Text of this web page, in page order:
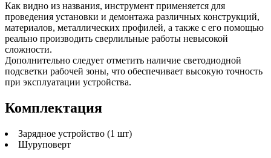
Как видно из названия, инструмент применяется для
проведения установки и демонтажа различных конструкций,
материалов, металлических профилей, а также с его помощью
реально производить сверлильные работы невысокой
сложности.
Дополнительно следует отметить наличие светодиодной
подсветки рабочей зоны, что обеспечивает высокую точность
при эксплуатации устройства.
Комплектация
Зарядное устройство (1 шт)
Шуруповерт